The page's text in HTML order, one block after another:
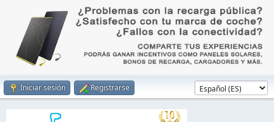
Iniciar sesión Registrarse